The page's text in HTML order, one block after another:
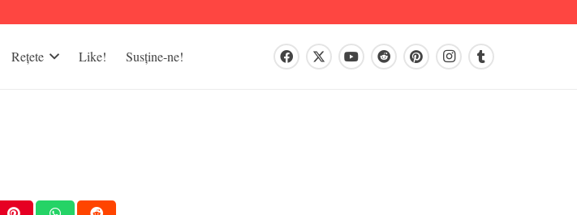
Rețete Like! Susține-ne!